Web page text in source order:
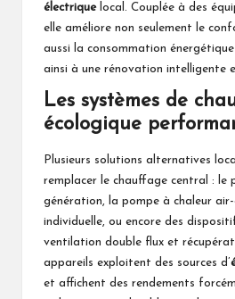
électriquelocal. Couplée à des
elle améliore non seulement le
aussi la consommation
ainsi à une rénovation intelligente
Les systèmes de
écologique
Plusieurs solutions alternatives
remplacer le chauffage central : le
génération, la pompe à chaleur
individuelle, ou encore des
ventilation double flux et
appareils exploitent des sources d’
et affichent des rendements